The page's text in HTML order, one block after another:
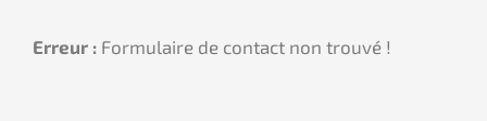
Erreur : Formulaire de contact non trouvé !